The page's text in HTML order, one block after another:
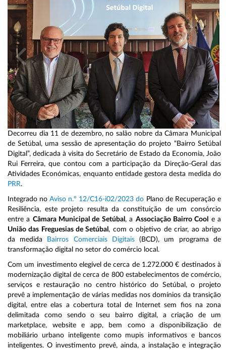
Decorreu dia 11 de dezembro, no salão nobre da Câmara Municipal
de Setúbal, uma sessão de apresentação do projeto “Bairro Setúbal
Digital”, dedicada à visita do Secretário de Estado da Economia, João
Rui Ferreira, que contou com a participação da Direção-Geral das
Atividades Económicas, enquanto entidade gestora desta medida do
PRR.
Integrado noAviso n.º 12/C16-i02/2023 do Plano de Recuperação e
Resiliência, este projeto resulta da constituição de um consórcio
entre a Câmara Municipal de Setúbal , a Associação Bairro Cool
e a
União das Freguesias de Setúbal, com o objetivo de criar, ao abrigo
da medida
Bairros Comerciais Digitais(BCD), um programa de
transformação digital no setor do comércio local.
Com um investimento elegível de cerca de 1.272.000 € destinados à
modernização digital de cerca de 800 estabelecimentos de comércio,
serviços e restauração no centro histórico do Setúbal, o projeto
prevê a implementação de várias medidas nos domínios da transição
digital, entre elas a cobertura total de Internet sem fios na zona
delimitada como sendo o seu bairro digital, a criação de um
marketplace, website e app, bem como a disponibilização de
mobiliário urbano inteligente como mupis informativos e bancos
inteligentes. O investimento prevê, ainda, a instalação e integração